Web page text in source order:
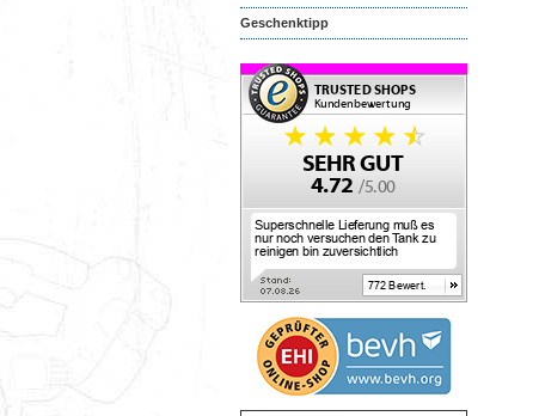
Geschenktipp